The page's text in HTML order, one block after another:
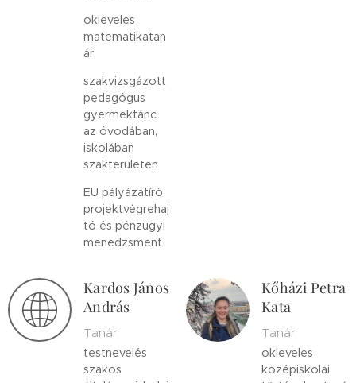
okleveles
matematikatan
ár
szakvizsgázott
pedagógus
gyermektánc
az óvodában,
iskolában
szakterületen
EU pályázatíró,
projektvégrehaj
tó és pénzügyi
menedzsment
Kardos János
András
Tanár
testnevelés
szakos
Kőházi Petra
Kata
Tanár
okleveles
középiskolai